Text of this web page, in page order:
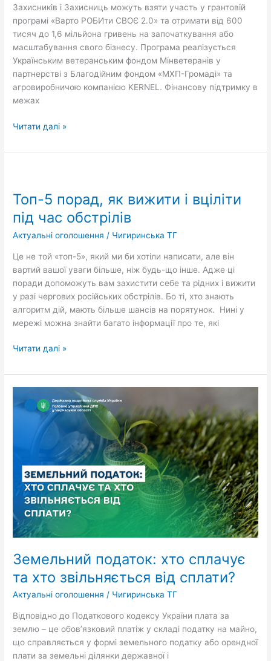
Захисників і Захисниць можуть взяти участь у грантовій
програмі «Варто РОБИти СВОЄ 2.0» та отримати від 600
тисяч до 1,6 мільйона гривень на започаткування або
масштабування свого бізнесу. Програма реалізується
Українським ветеранським фондом Мінветеранів у
партнерстві з Благодійним фондом «МХП-Громаді» та
агровиробничою компанією KERNEL. Фінансову підтримку в
межах
програма
«Варто
РОБИти
СВОЄ
2.0»
Читати далі »
Топ-5 порад, як вижити і вціліти
під час обстрілів
Актуальні оголошення / Чигиринська ТГ
Це не той «топ-5», який ми би хотіли написати, але він
вартий вашої уваги більше, ніж будь-що інше. Адже ці
поради допоможуть вам захистити себе та рідних і вижити
у разі чергових російських обстрілів. Бо ті, хто знають
алгоритм дій, мають більше шансів на порятунок. Нині у
мережі можна знайти багато інформації про те, які
як
вижити
і
вціліти
час
обстрілів
Читати далі »
Земельний податок: хто сплачує
та хто звільняється від сплати?
Актуальні оголошення / Чигиринська ТГ
Відповідно до Податкового кодексу України плата за
землю – це обов’язковий платіж у складі податку на майно,
що справляється у формі земельного податку або орендної
плати за земельні ділянки державної і
податок:
сплачує
звільняється
від
сплати?